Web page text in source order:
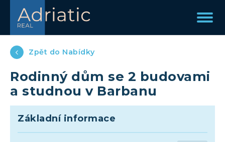
Zpět do Nabídky
Rodinný dům se 2 budovami
a studnou v Barbanu
Základní informace